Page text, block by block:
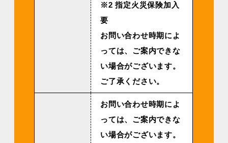
※2 指定火災保険加入
要
お問い合わせ時期によ
っては、ご案内できな
い場合がございます。
ご了承ください。
お問い合わせ時期によ
っては、ご案内できな
い場合がございます。